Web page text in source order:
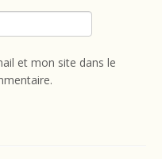
et mon site dans le